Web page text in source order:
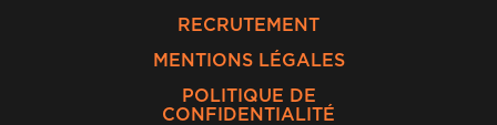
RECRUTEMENT
MENTIONS LÉGALES
POLITIQUE DE
CONFIDENTIALITÉ